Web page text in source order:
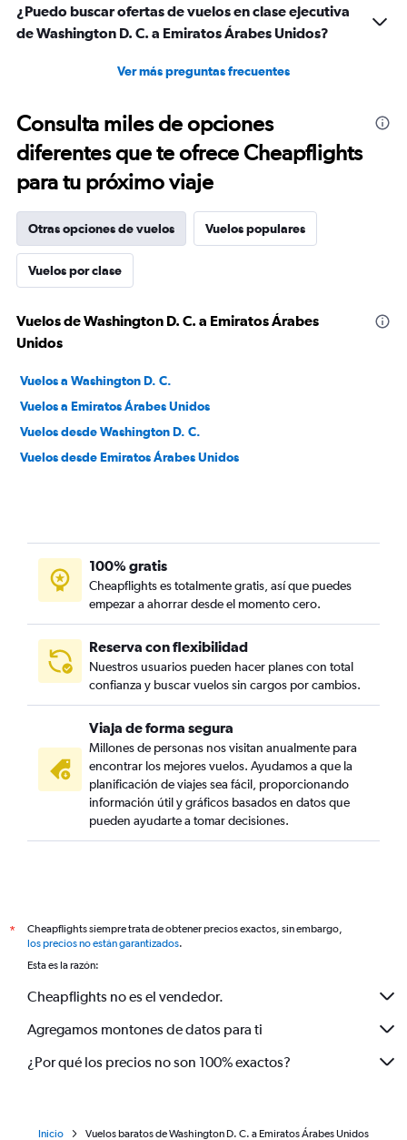
¿Puedo buscar ofertas de vuelos en clase ejecutiva
de Washington D. C. a Emiratos Árabes Unidos?
Ver más preguntas frecuentes
Consulta miles de opciones
diferentes que te ofrece Cheapflights
para tu próximo viaje
Otras opciones de vuelos Vuelos populares
Vuelos por clase
Vuelos de Washington D. C. a Emiratos Árabes
Unidos
Vuelos a Washington D. C.
Vuelos a Emiratos Árabes Unidos
Vuelos desde Washington D. C.
Vuelos desde Emiratos Árabes Unidos
100% gratis
Cheapflights es totalmente gratis, así que puedes
empezar a ahorrar desde el momento cero.
Reserva con flexibilidad
Nuestros usuarios pueden hacer planes con total
confianza y buscar vuelos sin cargos por cambios.
Viaja de forma segura
Millones de personas nos visitan anualmente para
encontrar los mejores vuelos. Ayudamos a que la
planificación de viajes sea fácil, proporcionando
información útil y gráficos basados en datos que
pueden ayudarte a tomar decisiones.
*
Cheapflights siempre trata de obtener precios exactos, sin embargo,
los precios no están garantizados.
Esta es la razón:
Cheapflights no es el vendedor.
Agregamos montones de datos para ti
¿Por qué los precios no son 100% exactos?
Inicio Vuelos baratos de Washington D. C. a Emiratos Árabes Unidos